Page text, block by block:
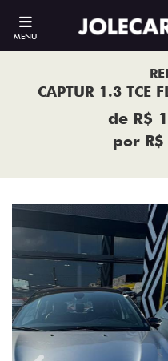
MENU
CAPTUR 1.3 TCE
de R$
por